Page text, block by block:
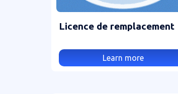
Licence de remplacement
Learn more